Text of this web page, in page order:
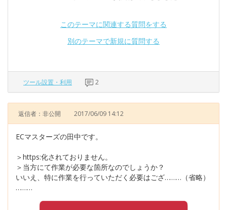
このテーマに関連する質問をする
別のテーマで新規に質問する
ツール設置・利用 2
返信者：非公開 2017/06/09 14:12
ECマスターズの田中です。
＞https:化されておりません。
＞当方にて作業が必要な箇所なのでしょうか？
いいえ、特に作業を行っていただく必要はござ………（省略）
………